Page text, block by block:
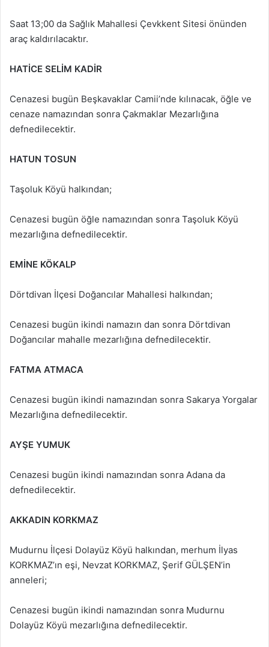
Saat 13;00 da Sağlık Mahallesi Çevkkent Sitesi önünden
araç kaldırılacaktır.
HATİCE SELİM KADİR
Cenazesi bugün Beşkavaklar Camii’nde kılınacak, öğle ve
cenaze namazından sonra Çakmaklar Mezarlığına
defnedilecektir.
HATUN TOSUN
Taşoluk Köyü halkından;
Cenazesi bugün öğle namazından sonra Taşoluk Köyü
mezarlığına defnedilecektir.
EMİNE KÖKALP
Dörtdivan İlçesi Doğancılar Mahallesi halkından;
Cenazesi bugün ikindi namazın dan sonra Dörtdivan
Doğancılar mahalle mezarlığına defnedilecektir.
FATMA ATMACA
Cenazesi bugün ikindi namazından sonra Sakarya Yorgalar
Mezarlığına defnedilecektir.
AYŞE YUMUK
Cenazesi bugün ikindi namazından sonra Adana da
defnedilecektir.
AKKADIN KORKMAZ
Mudurnu İlçesi Dolayüz Köyü halkından, merhum İlyas
KORKMAZ’ın eşi, Nevzat KORKMAZ, Şerif GÜLŞEN’in
anneleri;
Cenazesi bugün ikindi namazından sonra Mudurnu
Dolayüz Köyü mezarlığına defnedilecektir.